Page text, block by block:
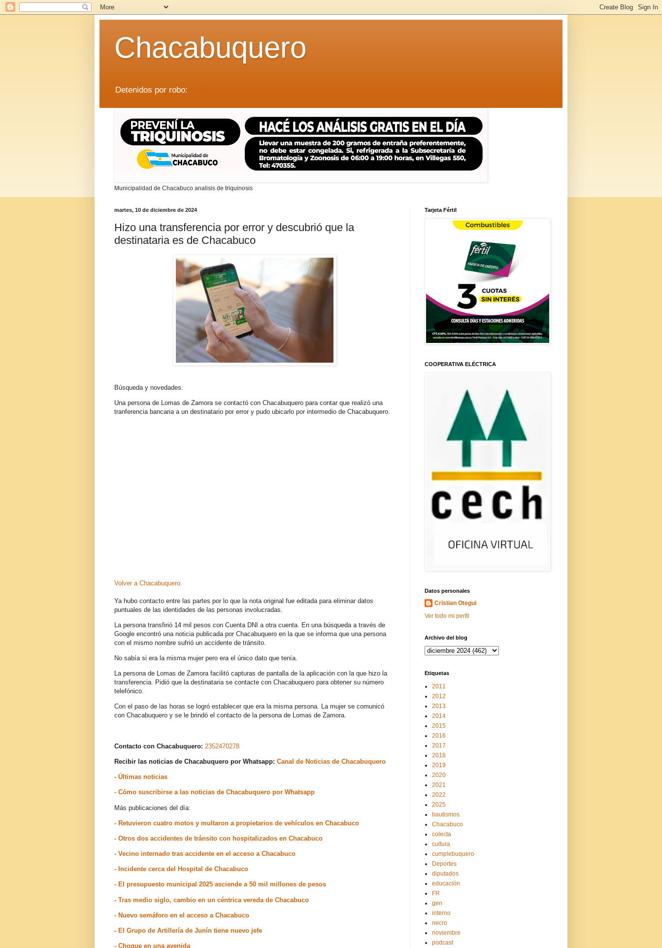
Chacabuquero
Detenidos por robo:
Municipalidad de Chacabuco analisis de triquinosis
martes, 10 de diciembre de 2024
Hizo una transferencia por error y descubrió que la
destinataria es de Chacabuco
Búsqueda y novedades.
Una persona de Lomas de Zamora se contactó con Chacabuquero para contar que realizó una
tranferencia bancaria a un destinatario por error y pudo ubicarlo por intermedio de Chacabuquero.
Volver a Chacabuquero.
Ya hubo contacto entre las partes por lo que la nota original fue editada para eliminar datos
puntuales de las identidades de las personas involucradas.
La persona transfirió 14 mil pesos con Cuenta DNI a otra cuenta. En una búsqueda a través de
Google encontró una noticia publicada por Chacabuquero en la que se informa que una persona
con el mismo nombre sufrió un accidente de tránsito.
No sabía si era la misma mujer pero era el único dato que tenía.
La persona de Lomas de Zamora facilitó capturas de pantalla de la aplicación con la que hizo la
transferencia. Pidió que la destinataria se contacte con Chacabuquero para obtener su número
telefónico.
Con el paso de las horas se logró establecer que era la misma persona. La mujer se comunicó
con Chacabuquero y se le brindó el contacto de la persona de Lomas de Zamora.
Contacto con Chacabuquero: 2352470278
Recibir las noticias de Chacabuquero por Whatsapp: Canal de Noticias de Chacabuquero
- Últimas noticias
- Cómo suscribirse a las noticias de Chacabuquero por Whatsapp
Más publicaciones del día:
- Retuvieron cuatro motos y multaron a propietarios de vehículos en Chacabuco
- Otros dos accidentes de tránsito con hospitalizados en Chacabuco
- Vecino internado tras accidente en el acceso a Chacabuco
- Incidente cerca del Hospital de Chacabuco
- El presupuesto municipal 2025 asciende a 50 mil millones de pesos
- Tras medio siglo, cambio en un céntrica vereda de Chacabuco
- Nuevo semáforo en el acceso a Chacabuco
- El Grupo de Artillería de Junín tiene nuevo jefe
- Choque en una avenida
Tarjeta Fértil
COOPERATIVA ELÉCTRICA
Datos personales
Cristian Otegui
Ver todo mi perfil
Archivo del blog
Etiquetas
2011
2012
2013
2014
2015
2016
2017
2018
2019
2020
2021
2022
2025
bautismos
Chacabuco
colecta
cultura
cumplebuquero
Deportes
diputados
educación
FR
gen
interno
necro
noviembre
podcast